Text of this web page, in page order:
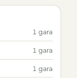
1 gara
1 gara
1 gara